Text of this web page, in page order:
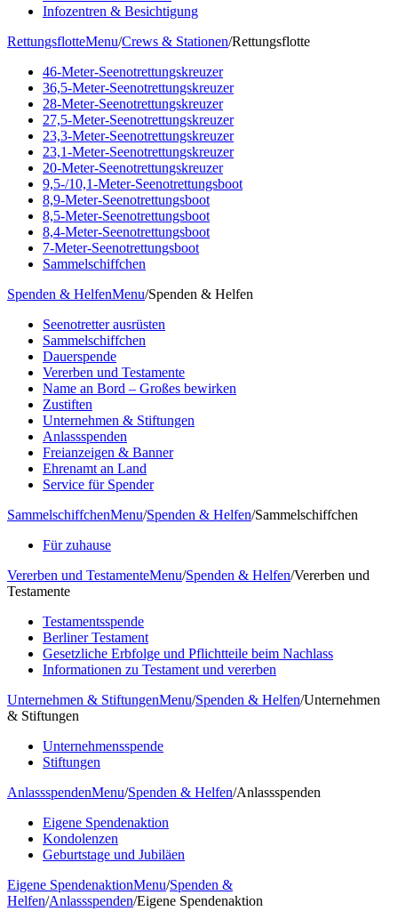
Infozentren & Besichtigung
RettungsflotteMenu/Crews & Stationen/Rettungsflotte
46-Meter-Seenotrettungskreuzer
36,5-Meter-Seenotrettungskreuzer
28-Meter-Seenotrettungskreuzer
27,5-Meter-Seenotrettungskreuzer
23,3-Meter-Seenotrettungskreuzer
23,1-Meter-Seenotrettungskreuzer
20-Meter-Seenotrettungskreuzer
9,5-/10,1-Meter-Seenotrettungsboot
8,9-Meter-Seenotrettungsboot
8,5-Meter-Seenotrettungsboot
8,4-Meter-Seenotrettungsboot
7-Meter-Seenotrettungsboot
Sammelschiffchen
Spenden & HelfenMenu/Spenden & Helfen
Seenotretter ausrüsten
Sammelschiffchen
Dauerspende
Vererben und Testamente
Name an Bord – Großes bewirken
Zustiften
Unternehmen & Stiftungen
Anlassspenden
Freianzeigen & Banner
Ehrenamt an Land
Service für Spender
SammelschiffchenMenu/Spenden & Helfen/Sammelschiffchen
Für zuhause
Vererben und TestamenteMenu/Spenden & Helfen/Vererben und
Testamente
Testamentsspende
Berliner Testament
Gesetzliche Erbfolge und Pflichtteile beim Nachlass
Informationen zu Testament und vererben
Unternehmen & StiftungenMenu/Spenden & Helfen/Unternehmen
& Stiftungen
Unternehmensspende
Stiftungen
AnlassspendenMenu/Spenden & Helfen/Anlassspenden
Eigene Spendenaktion
Kondolenzen
Geburtstage und Jubiläen
Eigene SpendenaktionMenu/Spenden &
Helfen/Anlassspenden/Eigene Spendenaktion